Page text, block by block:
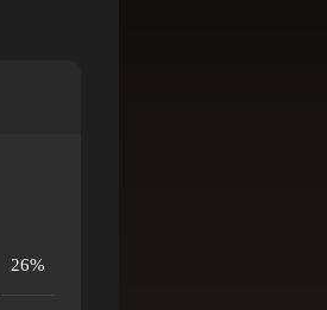
26%